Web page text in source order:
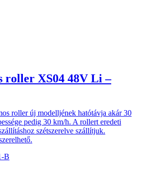
roller XS04 48V Li –
roller új modelljének hatótávja akár 30
pedig 30 km/h. A rollert eredeti
szétszerelve szállítjuk.
B